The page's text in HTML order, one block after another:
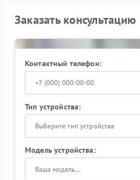
Заказать консультацию
Контактный телефон:
Тип устройства:
Выберите тип устройства
Модель устройства: